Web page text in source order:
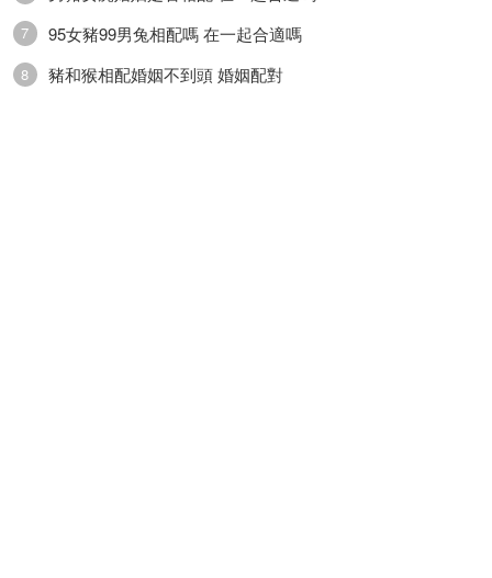
7 95女豬99男兔相配嗎 在一起合適嗎
8 豬和猴相配婚姻不到頭 婚姻配對